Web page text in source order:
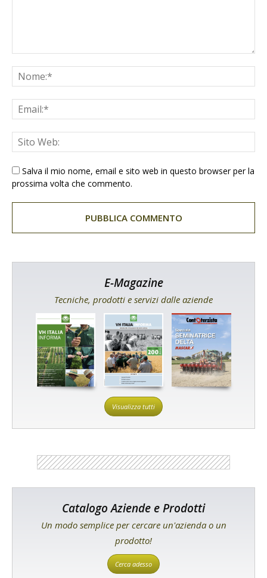
Salva il mio nome, email e sito web in questo browser per la
prossima volta che commento.
E-Magazine
Tecniche, prodotti e servizi dalle aziende
Visualizza tutti
Catalogo Aziende e Prodotti
Un modo semplice per cercare un'azienda o un
prodotto!
Cerca adesso